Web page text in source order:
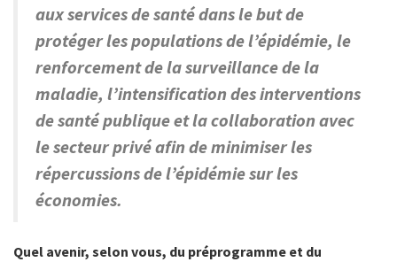
aux services de santé dans le but de
protéger les populations de l’épidémie, le
renforcement de la surveillance de la
maladie, l’intensification des interventions
de santé publique et la collaboration avec
le secteur privé afin de minimiser les
répercussions de l’épidémie sur les
économies.
Quel avenir, selon vous, du préprogramme et du